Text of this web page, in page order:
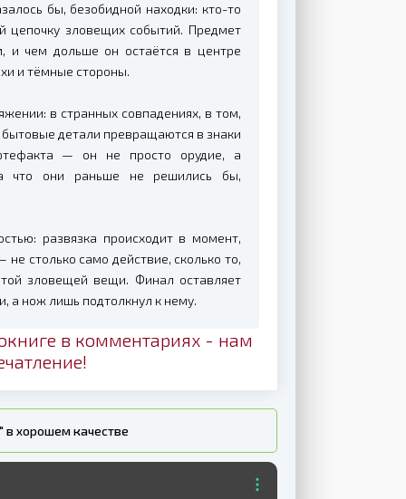
бы, безобидной находки: кто-то
зловещих событий. Предмет
и чем дольше он остаётся в центре
и тёмные стороны.
в странных совпадениях, в том,
детали превращаются в знаки
— он не просто орудие, а
что они раньше не решились бы,
развязка происходит в момент,
столько само действие, сколько то,
зловещей вещи. Финал оставляет
а нож лишь подтолкнул к нему.
в комментариях - нам
в хорошем качестве